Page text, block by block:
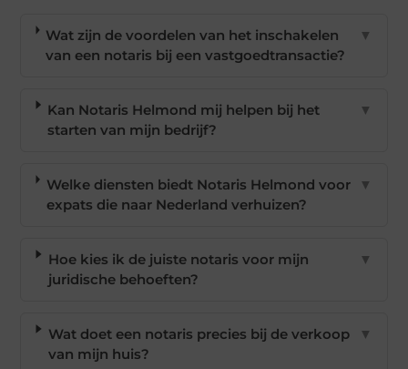
Wat zijn de voordelen van het inschakelen
van een notaris bij een vastgoedtransactie?
▼
Kan Notaris Helmond mij helpen bij het
starten van mijn bedrijf?
▼
Welke diensten biedt Notaris Helmond voor
expats die naar Nederland verhuizen?
▼
Hoe kies ik de juiste notaris voor mijn
juridische behoeften?
▼
Wat doet een notaris precies bij de verkoop
van mijn huis?
▼